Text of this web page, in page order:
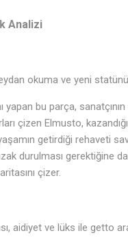
Analizi
okuma ve yeni
yapan bu parça,
çizen Elmusto,
getirdiği rehaveti
durulması gerektiğine
çizer.
aidiyet ve lüks ile getto